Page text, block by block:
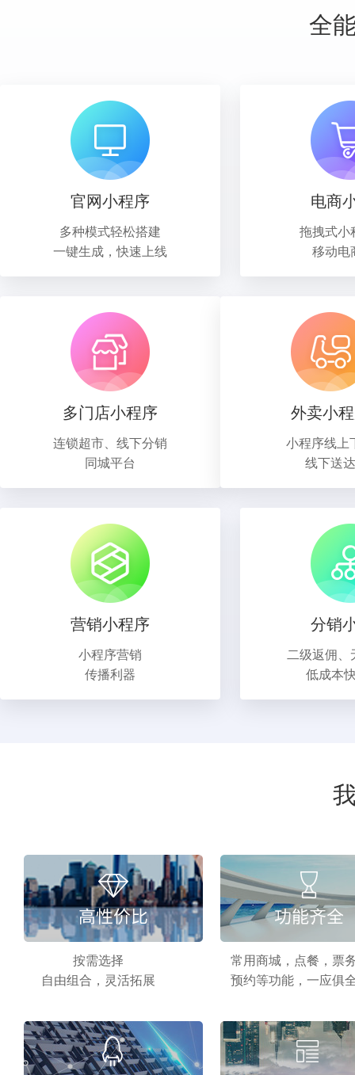
全
官网小程序
多种模式轻松搭建
一键生成，快速上线
电商
拖拽式小
移动电
多门店小程序
连锁超市、线下分销
同城平台
外卖小
小程序线上
线下送达
营销小程序
小程序营销
传播利器
分销
二级返佣、
低成本
按需选择
自由组合，灵活拓展
常用商城，点餐，票
预约等功能，一应俱